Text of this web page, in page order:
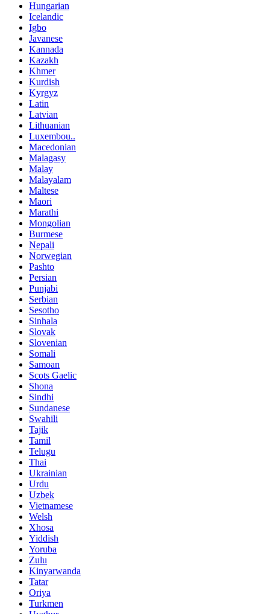
Hungarian
Icelandic
Igbo
Javanese
Kannada
Kazakh
Khmer
Kurdish
Kyrgyz
Latin
Latvian
Lithuanian
Luxembou..
Macedonian
Malagasy
Malay
Malayalam
Maltese
Maori
Marathi
Mongolian
Burmese
Nepali
Norwegian
Pashto
Persian
Punjabi
Serbian
Sesotho
Sinhala
Slovak
Slovenian
Somali
Samoan
Scots Gaelic
Shona
Sindhi
Sundanese
Swahili
Tajik
Tamil
Telugu
Thai
Ukrainian
Urdu
Uzbek
Vietnamese
Welsh
Xhosa
Yiddish
Yoruba
Zulu
Kinyarwanda
Tatar
Oriya
Turkmen